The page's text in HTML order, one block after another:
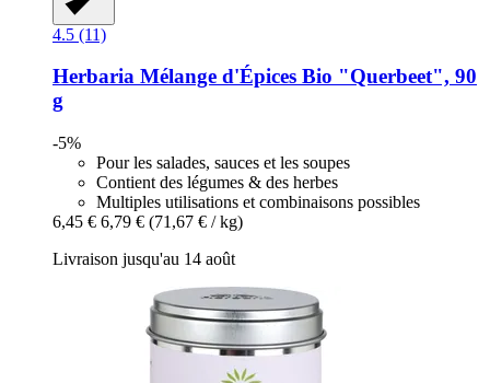
4.5 (11)
Herbaria Mélange d'Épices Bio "Querbeet", 90
g
-5%
Pour les salades, sauces et les soupes
Contient des légumes & des herbes
Multiples utilisations et combinaisons possibles
6,45 € 6,79 € (71,67 € / kg)
Livraison jusqu'au 14 août